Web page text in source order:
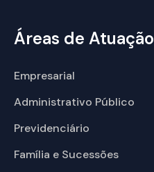
Áreas de Atuação
Empresarial
Administrativo Público
Previdenciário
Família e Sucessões